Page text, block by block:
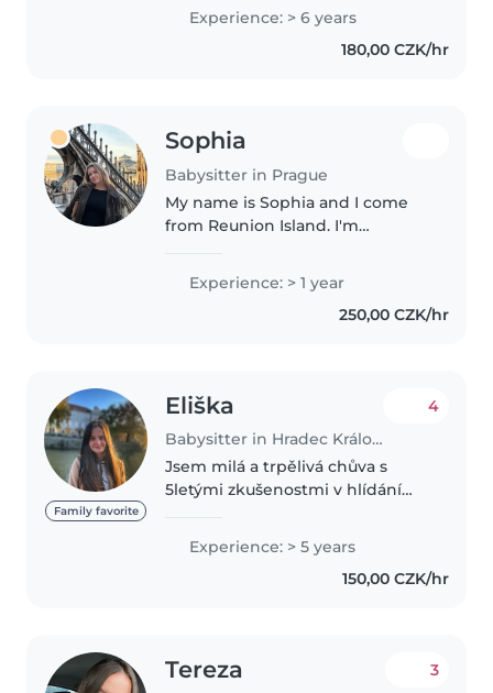
prázdninových kempech pro
děti v předškolním i školním
věku a 4 roky jsem působila..
Experience: > 6 years
180,00 CZK/hr
Sophia
Babysitter in Prague
My name is Sophia and I come
from Reunion Island. I'm
am a very creative and organized
person. I started babysitting..
Experience: > 1 year
250,00 CZK/hr
Family favorite
Eliška
Babysitter in Hradec Králové
4
Jsem milá a trpělivá chůva s
5letými zkušenostmi v hlídání
středoškolský věk. Jsem vždy
připravena poskytnout dětem
bezpečné a podnětné prostředí,
Experience: > 5 years
150,00 CZK/hr
Tereza 3